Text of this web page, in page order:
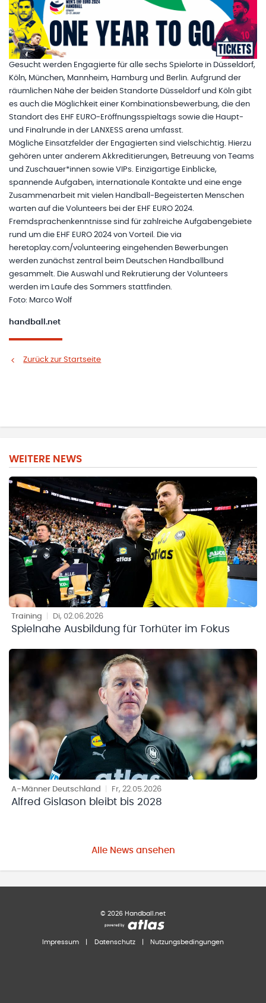
Gesucht werden Engagierte für alle sechs Spielorte in Düsseldorf,
Köln, München, Mannheim, Hamburg und Berlin. Aufgrund der
räumlichen Nähe der beiden Standorte Düsseldorf und Köln gibt
es auch die Möglichkeit einer Kombinationsbewerbung, die den
Standort des EHF EURO-Eröffnungsspieltags sowie die Haupt-
und Finalrunde in der LANXESS arena umfasst.
Mögliche Einsatzfelder der Engagierten sind vielschichtig. Hierzu
gehören unter anderem Akkreditierungen, Betreuung von Teams
und Zuschauer*innen sowie VIPs. Einzigartige Einblicke,
spannende Aufgaben, internationale Kontakte und eine enge
Zusammenarbeit mit vielen Handball-Begeisterten Menschen
warten auf die Volunteers bei der EHF EURO 2024.
Fremdsprachenkenntnisse sind für zahlreiche Aufgabengebiete
rund um die EHF EURO 2024 von Vorteil. Die via
heretoplay.com/volunteering eingehenden Bewerbungen
werden zunächst zentral beim Deutschen Handballbund
gesammelt. Die Auswahl und Rekrutierung der Volunteers
werden im Laufe des Sommers stattfinden.
Foto: Marco Wolf
handball.net
Zurück zur Startseite
WEITERE NEWS
Training Di, 02.06.2026
Spielnahe Ausbildung für Torhüter im Fokus
A-Männer Deutschland Fr, 22.05.2026
Alfred Gislason bleibt bis 2028
Alle News ansehen
© 2026 Handball.net
Impressum Datenschutz Nutzungsbedingungen